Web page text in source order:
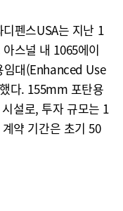
펜스USA는 지난 1
스널 내 1065에이
임대(Enhanced Use
다. 155mm 포탄용
설로, 투자 규모는 1
약 기간은 초기 50